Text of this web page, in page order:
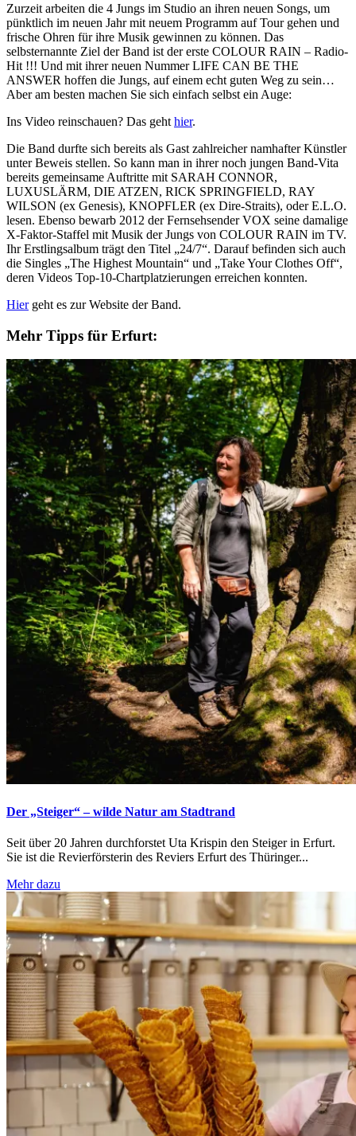
Zurzeit arbeiten die 4 Jungs im Studio an ihren neuen Songs, um
pünktlich im neuen Jahr mit neuem Programm auf Tour gehen und
frische Ohren für ihre Musik gewinnen zu können. Das
selbsternannte Ziel der Band ist der erste COLOUR RAIN – Radio-
Hit !!! Und mit ihrer neuen Nummer LIFE CAN BE THE
ANSWER hoffen die Jungs, auf einem echt guten Weg zu sein…
Aber am besten machen Sie sich einfach selbst ein Auge:
Ins Video reinschauen? Das geht hier.
Die Band durfte sich bereits als Gast zahlreicher namhafter Künstler
unter Beweis stellen. So kann man in ihrer noch jungen Band-Vita
bereits gemeinsame Auftritte mit SARAH CONNOR,
LUXUSLÄRM, DIE ATZEN, RICK SPRINGFIELD, RAY
WILSON (ex Genesis), KNOPFLER (ex Dire-Straits), oder E.L.O.
lesen. Ebenso bewarb 2012 der Fernsehsender VOX seine damalige
X-Faktor-Staffel mit Musik der Jungs von COLOUR RAIN im TV.
Ihr Erstlingsalbum trägt den Titel „24/7“. Darauf befinden sich auch
die Singles „The Highest Mountain“ und „Take Your Clothes Off“,
deren Videos Top-10-Chartplatzierungen erreichen konnten.
Hiergeht es zur Website der Band.
Mehr Tipps für Erfurt:
Der „Steiger“ – wilde Natur am Stadtrand
Seit über 20 Jahren durchforstet Uta Krispin den Steiger in Erfurt.
Sie ist die Revierförsterin des Reviers Erfurt des Thüringer...
Mehr dazu